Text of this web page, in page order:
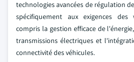
technologies avancées de régulation
spécifiquement aux exigences des
compris la gestion efficace de
transmissions électriques et
connectivité des véhicules.